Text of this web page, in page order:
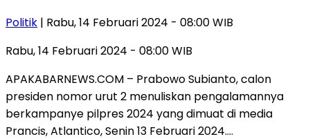
Politik | Rabu, 14 Februari 2024 - 08:00 WIB
Rabu, 14 Februari 2024 - 08:00 WIB
APAKABARNEWS.COM – Prabowo Subianto, calon
presiden nomor urut 2 menuliskan pengalamannya
berkampanye pilpres 2024 yang dimuat di media
Prancis, Atlantico, Senin 13 Februari 2024….